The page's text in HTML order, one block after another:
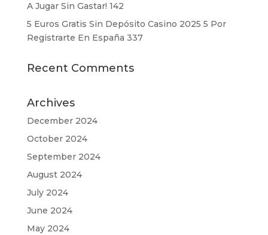
A Jugar Sin Gastar! 142
5 Euros Gratis Sin Depósito Casino 2025 5 Por
Registrarte En España 337
Recent Comments
Archives
December 2024
October 2024
September 2024
August 2024
July 2024
June 2024
May 2024